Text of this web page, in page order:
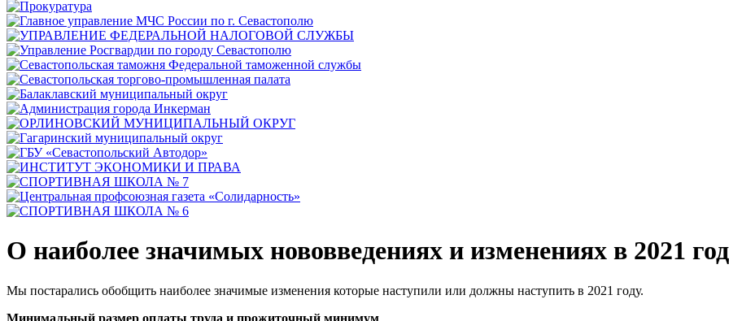
О наиболее значимых нововведениях и изменениях в 2021
Мы постарались обобщить наиболее значимые изменения которые наступили или должны наступить в 2021 году.
Минимальный размер оплаты труда и прожиточный минимум